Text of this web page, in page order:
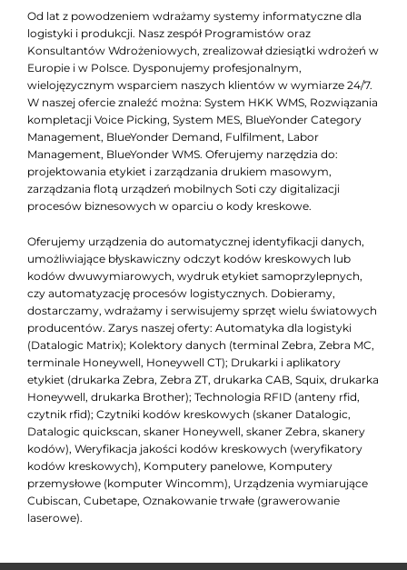
Od lat z powodzeniem wdrażamy systemy informatyczne dla
logistyki i produkcji. Nasz zespół Programistów oraz
Konsultantów Wdrożeniowych, zrealizował dziesiątki wdrożeń w
Europie i w Polsce. Dysponujemy profesjonalnym,
wielojęzycznym wsparciem naszych klientów w wymiarze 24/7.
W naszej ofercie znaleźć można: System HKK WMS, Rozwiązania
kompletacji Voice Picking, System MES, BlueYonder Category
Management, BlueYonder Demand, Fulfilment, Labor
Management, BlueYonder WMS. Oferujemy narzędzia do:
projektowania etykiet i zarządzania drukiem masowym,
zarządzania flotą urządzeń mobilnych Soti czy digitalizacji
procesów biznesowych w oparciu o kody kreskowe.
Oferujemy urządzenia do automatycznej identyfikacji danych,
umożliwiające błyskawiczny odczyt kodów kreskowych lub
kodów dwuwymiarowych, wydruk etykiet samoprzylepnych,
czy automatyzację procesów logistycznych. Dobieramy,
dostarczamy, wdrażamy i serwisujemy sprzęt wielu światowych
producentów. Zarys naszej oferty: Automatyka dla logistyki
(Datalogic Matrix); Kolektory danych (terminal Zebra, Zebra MC,
terminale Honeywell, Honeywell CT); Drukarki i aplikatory
etykiet (drukarka Zebra, Zebra ZT, drukarka CAB, Squix, drukarka
Honeywell, drukarka Brother); Technologia RFID (anteny rfid,
czytnik rfid); Czytniki kodów kreskowych (skaner Datalogic,
Datalogic quickscan, skaner Honeywell, skaner Zebra, skanery
kodów), Weryfikacja jakości kodów kreskowych (weryfikatory
kodów kreskowych), Komputery panelowe, Komputery
przemysłowe (komputer Wincomm), Urządzenia wymiarujące
Cubiscan, Cubetape, Oznakowanie trwałe (grawerowanie
laserowe).